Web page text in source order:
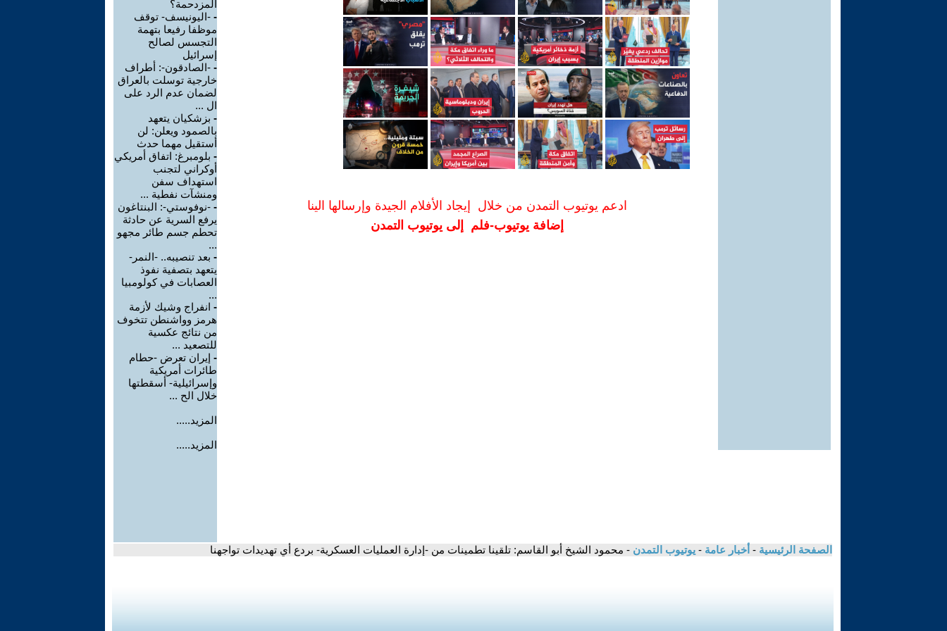
ادعم يوتيوب التمدن من خلال إيجاد الأفلام الجيدة وإرسالها الينا
إضافة يوتيوب-فلم إلى يوتيوب التمدن
المزدحمة؟
- -اليونيسف- توقف
موظفا رفيعا بتهمة
التجسس لصالح
إسرائيل
- -الصادقون-: أطراف
خارجية توسلت بالعراق
لضمان عدم الرد على
ال ...
- بزشكيان يتعهد
بالصمود ويعلن: لن
أستقيل مهما حدث
- بلومبرغ: اتفاق أمريكي
أوكراني لتجنب
استهداف سفن
ومنشآت نفطية ...
- -نوفوستي-: البنتاغون
يرفع السرية عن حادثة
تحطم جسم طائر مجهو
...
- بعد تنصيبه.. -النمر-
يتعهد بتصفية نفوذ
العصابات في كولومبيا
...
- انفراج وشيك لأزمة
هرمز وواشنطن تتخوف
من نتائج عكسية
للتصعيد ...
- إيران تعرض -حطام
طائرات أمريكية
وإسرائيلية- أسقطتها
خلال الح ...
المزيد.....
المزيد.....
الصفحة الرئيسية - أخبار عامة - يوتيوب التمدن - محمود الشيخ أبو القاسم: تلقينا تطمينات من -إدارة العمليات العسكرية- بردع أي تهديدات تواجهنا